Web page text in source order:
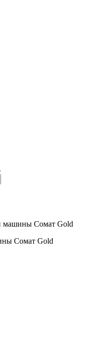
машины Сомат Gold
Сомат Gold